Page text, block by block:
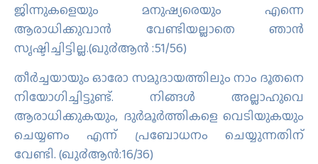
ജിന്നുകളെയും മനുഷ്യരെയും എന്നെ
ആരാധിക്കുവാന്‍ വേണ്ടിയല്ലാതെ ഞാന്‍
സൃഷ്ടിച്ചിട്ടില്ല.(ഖു൪ആന്‍ :51/56)
തീര്‍ച്ചയായും ഓരോ സമുദായത്തിലും നാം ദൂതനെ
നിയോഗിച്ചിട്ടുണ്ട്‌. നിങ്ങള്‍ അല്ലാഹുവെ
ആരാധിക്കുകയും, ദുര്‍മൂര്‍ത്തികളെ വെടിയുകയും
ചെയ്യണം എന്ന് പ്രബോധനം ചെയ്യുന്നതിന്
വേണ്ടി. (ഖു൪ആന്‍:16/36)